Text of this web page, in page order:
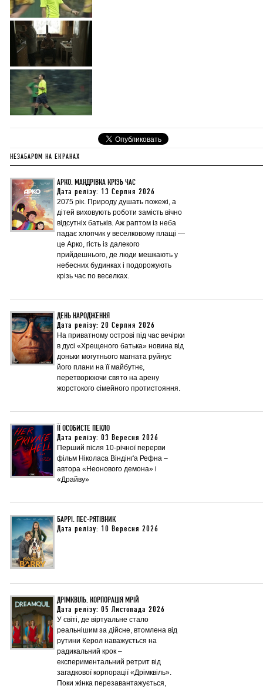
НЕЗАБАРОМ НА ЕКРАНАХ
АРКО. МАНДРІВКА КРІЗЬ ЧАС
Дата релізу: 13 Серпня 2026
2075 рік. Природу душать пожежі, а
дітей виховують роботи замість вічно
відсутніх батьків. Аж раптом із неба
падає хлопчик у веселковому плащі —
це Арко, гість із далекого
прийдешнього, де люди мешкають у
небесних будинках і подорожують
крізь час по веселках.
ДЕНЬ НАРОДЖЕННЯ
Дата релізу: 20 Серпня 2026
На приватному острові під час вечірки
в дусі «Хрещеного батька» новина від
доньки могутнього магната руйнує
його плани на її майбутнє,
перетворюючи свято на арену
жорстокого сімейного протистояння.
ЇЇ ОСОБИСТЕ ПЕКЛО
Дата релізу: 03 Вересня 2026
Перший після 10-річної перерви
фільм Ніколаса Віндінґа Рефна –
автора «Неонового демона» і
«Драйву»
БАРРІ. ПЕС-РЯТІВНИК
Дата релізу: 10 Вересня 2026
ДРІМКВІЛЬ. КОРПОРАЦІЯ МРІЙ
Дата релізу: 05 Листопада 2026
У світі, де віртуальне стало
реальнішим за дійсне, втомлена від
рутини Керол наважується на
радикальний крок –
експериментальний ретрит від
загадкової корпорації «Дрімквіль».
Поки жінка перезавантажується,